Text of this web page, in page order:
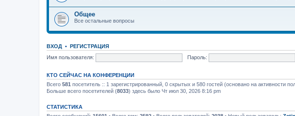
Общее
Все остальные вопросы
ВХОД • РЕГИСТРАЦИЯ
Имя пользователя:
Пароль:
КТО СЕЙЧАС НА КОНФЕРЕНЦИИ
Всего 581 посетитель :: 1 зарегистрированный, 0 скрытых и 580 гостей (основано на активности
Больше всего посетителей (8033) здесь было Чт июл 30, 2026 8:16 pm
СТАТИСТИКА